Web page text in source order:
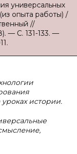
универсальных
опыта работы) /
//
— С. 131-133. —
истории.